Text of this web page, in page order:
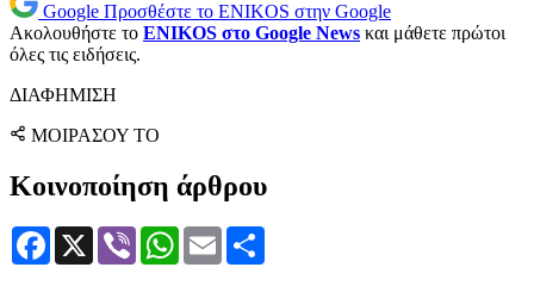
Google Προσθέστε το ENIKOS στην Google
Ακολουθήστε το ENIKOS στο Google News και μάθετε πρώτοι
όλες τις ειδήσεις.
ΔΙΑΦΗΜΙΣΗ
ΜΟΙΡΑΣΟΥ ΤΟ
Κοινοποίηση άρθρου
Facebook
X Viber WhatsApp
Email